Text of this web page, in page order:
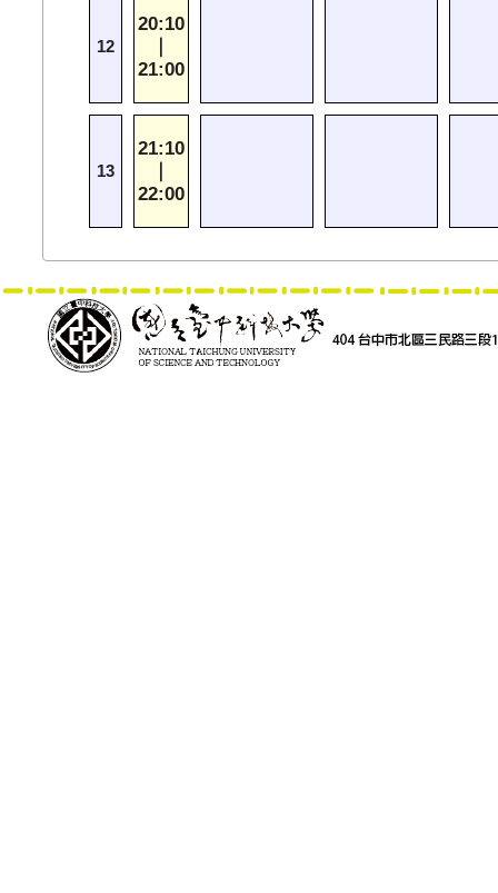
12
20:10
21:00
13
21:10
22:00